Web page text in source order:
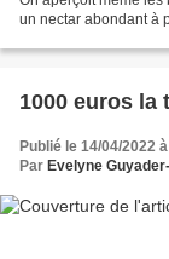
un nectar abondant à
1000 euros la
Publié le 14/04/2022
Par Evelyne